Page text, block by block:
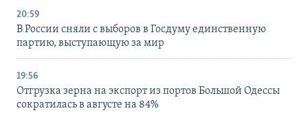
20:59
В России сняли с выборов в Госдуму единственную
партию, выступающую за мир
19:56
Отгрузка зерна на экспорт из портов Большой Одессы
сократилась в августе на 84%